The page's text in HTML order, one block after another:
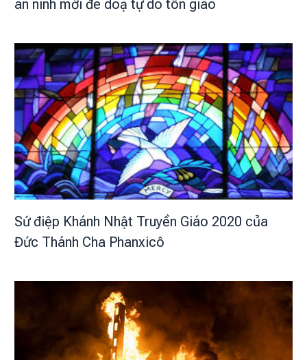
an ninh mới đe doạ tự do tôn giáo
Sứ điệp Khánh Nhật Truyền Giáo 2020 của
Đức Thánh Cha Phanxicô